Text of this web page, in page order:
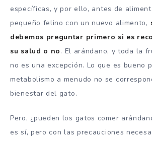
específicas, y por ello, antes de
pequeño felino con un nuevo alimento,
debemos preguntar primero si es
su salud o no. El arándano, y toda la
no es una excepción. Lo que es bueno
metabolismo a menudo no se
bienestar del gato.
Pero, ¿pueden los gatos comer
es sí, pero con las precauciones